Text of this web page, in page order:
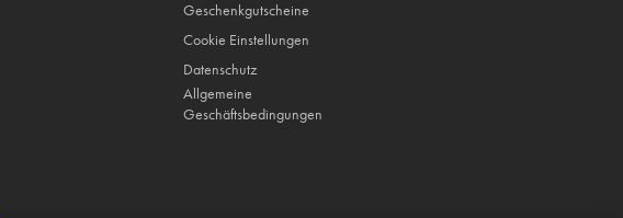
Geschenkgutscheine
Cookie Einstellungen
Datenschutz
Allgemeine
Geschäftsbedingungen